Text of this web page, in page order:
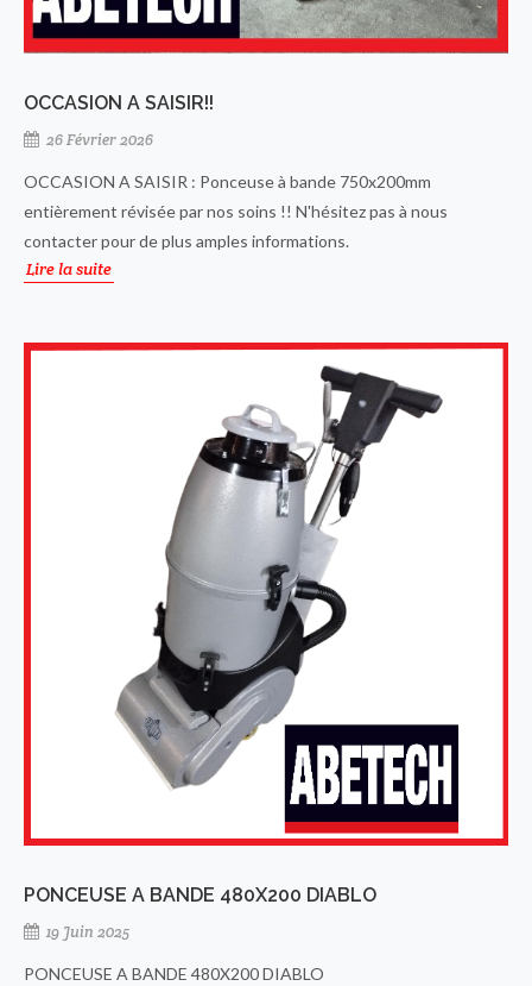
OCCASION A SAISIR!!
26 Février 2026
OCCASION A SAISIR : Ponceuse à bande 750x200mm
entièrement révisée par nos soins !! N'hésitez pas à nous
contacter pour de plus amples informations.
Lire la suite
PONCEUSE A BANDE 480X200 DIABLO
19 Juin 2025
PONCEUSE A BANDE 480X200 DIABLO